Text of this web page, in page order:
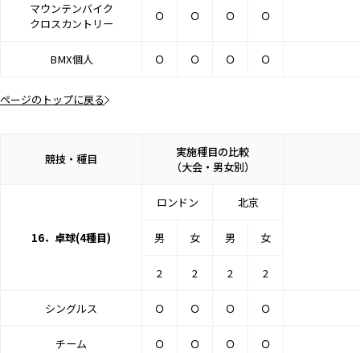
マウンテンバイク
クロスカントリー
Ｏ Ｏ Ｏ Ｏ
BMX個人 Ｏ Ｏ Ｏ Ｏ
ページのトップに戻る
競技・種目
実施種目の比較
（大会・男女別）
16．卓球(4種目)
ロンドン 北京
男 女 男 女
2 2 2 2
シングルス Ｏ Ｏ Ｏ Ｏ
チーム Ｏ Ｏ Ｏ Ｏ